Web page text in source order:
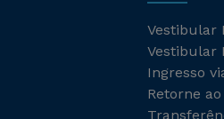
Vestibular
Vestibular
Ingresso
Retorne